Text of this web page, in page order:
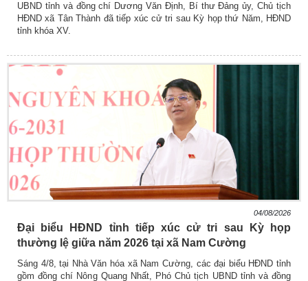
UBND tỉnh và đồng chí Dương Văn Định, Bí thư Đảng ủy, Chủ tịch
HĐND xã Tân Thành đã tiếp xúc cử tri sau Kỳ họp thứ Năm, HĐND
tỉnh khóa XV.
04/08/2026
Đại biểu HĐND tỉnh tiếp xúc cử tri sau Kỳ họp
thường lệ giữa năm 2026 tại xã Nam Cường
Sáng 4/8, tại Nhà Văn hóa xã Nam Cường, các đại biểu HĐND tỉnh
gồm đồng chí Nông Quang Nhất, Phó Chủ tịch UBND tỉnh và đồng